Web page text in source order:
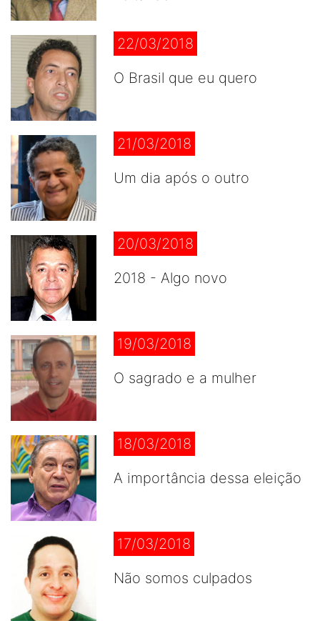
22/03/2018
O Brasil que eu quero
21/03/2018
Um dia após o outro
20/03/2018
2018 - Algo novo
19/03/2018
O sagrado e a mulher
18/03/2018
A importância dessa eleição
17/03/2018
Não somos culpados